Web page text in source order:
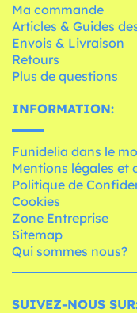
Ma commande
Articles & Guides
Envois & Livraison
Retours
Plus de questions
INFORMATION:
Funidelia dans le
Mentions légales et
Politique de
Cookies
Zone Entreprise
Sitemap
Qui sommes nous?
SUIVEZ-NOUS